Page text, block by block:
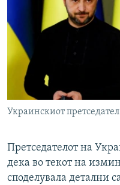
Украинскиот
Претседателот на
дека во текот на
споделувала детални